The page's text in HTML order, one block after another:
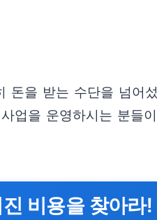
돈을 받는 수단을 넘
업을 운영하시는 분들
비용을 찾아라!